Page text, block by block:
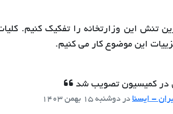
تنش این وزارتخانه را تفکیک کنیم.
این موضوع کار می کنیم.
در کمیسیون تصویب شد
- ایسنا در دوشنبه 15 بهمن 1403